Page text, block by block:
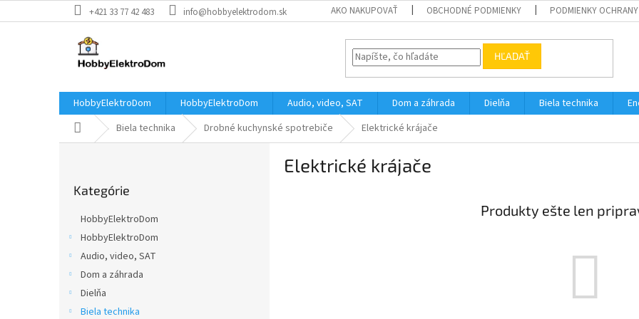
na
+421 33 77 42 483 info@hobbyelektrodom.sk AKO NAKUPOVAŤ OBCHODNÉ PODMIENKY PODMIENKY OCHRANY
HĽADAŤ
HobbyElektroDom HobbyElektroDom Audio, video, SAT Dom a záhrada Dielňa Biela technika
DomovBiela technika Drobné kuchynské spotrebiče Elektrické krájače
kategórie
Kategórie
HobbyElektroDom
HobbyElektroDom
Audio, video, SAT
Dom a záhrada
Dielňa
Biela technika
Elektrické krájače
Produkty ešte len